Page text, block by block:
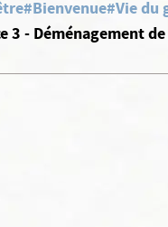
#Bienvenue#Vie du
3 - Déménagement